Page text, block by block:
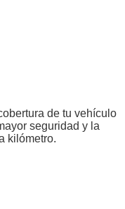
de tu vehículo
seguridad y la
kilómetro.